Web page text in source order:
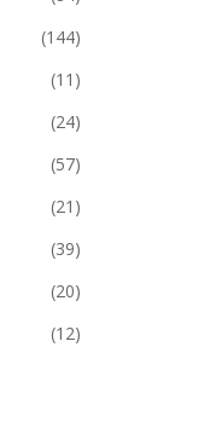
(144)
(11)
(24)
(57)
(21)
(39)
(20)
(12)